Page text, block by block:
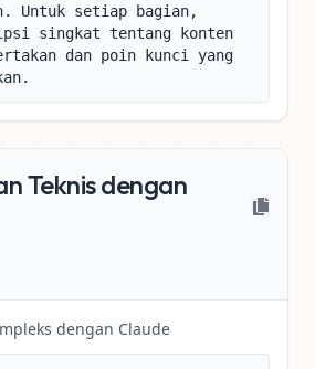
Untuk setiap bagian,
singkat tentang konten
dan poin kunci yang
Teknis dengan
dengan Claude